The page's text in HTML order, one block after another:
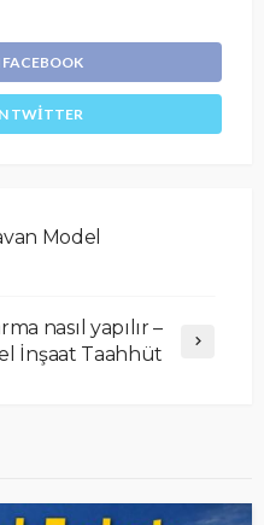
FACEBOOK
TWITTER
Model
nasıl yapılır –
İnşaat Taahhüt